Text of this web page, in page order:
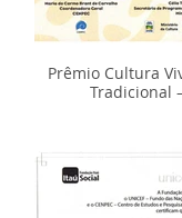
Prêmio Cultura
Tradicional